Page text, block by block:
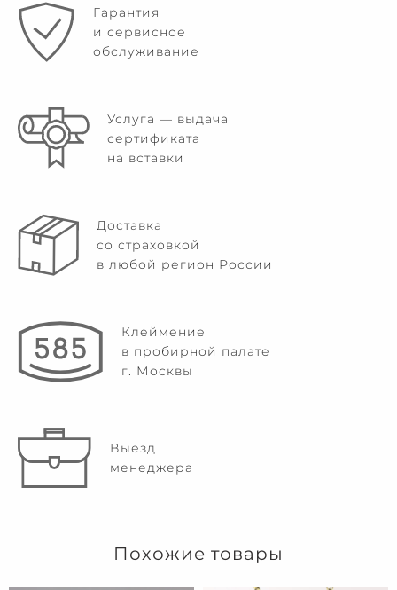
Гарантия
и сервисное
обслуживание
Услуга — выдача
сертификата
на вставки
Доставка
со страховкой
в любой регион России
Клеймение
в пробирной палате
г. Москвы
Выезд
менеджера
Похожие товары